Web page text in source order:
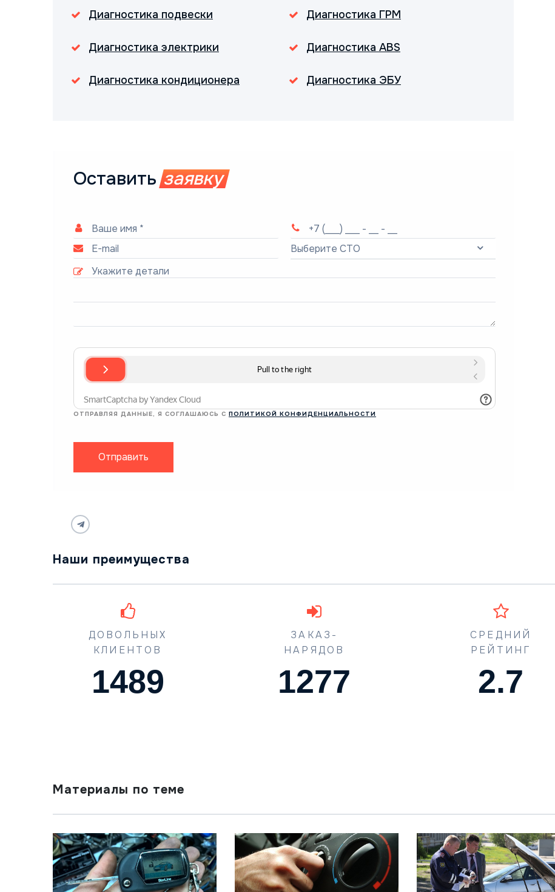
Диагностика подвески
Диагностика электрики
Диагностика кондиционера
Диагностика ГРМ
Диагностика ABS
Диагностика ЭБУ
Оставить заявку
Выберите СТО
ОТПРАВЛЯЯ ДАННЫЕ, Я СОГЛАШАЮСЬ С ПОЛИТИКОЙ КОНФИДЕНЦИАЛЬНОСТИ
Отправить
Наши преимущества
ДОВОЛЬНЫХ
КЛИЕНТОВ
1489
ЗАКАЗ-
НАРЯДОВ
1773
СРЕДНИЙ
РЕЙТИНГ
4.5
Материалы по теме